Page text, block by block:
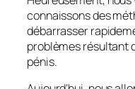
connaissons des
débarrasser
problèmes résultant
pénis.